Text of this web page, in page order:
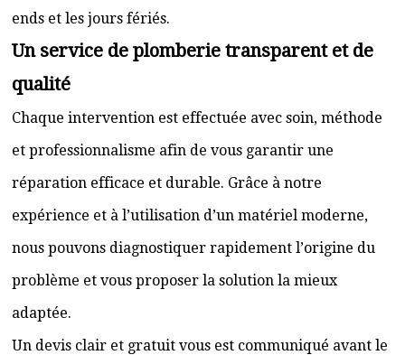
ends et les jours fériés.
Un service de plomberie transparent et de
qualité
Chaque intervention est effectuée avec soin, méthode
et professionnalisme afin de vous garantir une
réparation efficace et durable. Grâce à notre
expérience et à l’utilisation d’un matériel moderne,
nous pouvons diagnostiquer rapidement l’origine du
problème et vous proposer la solution la mieux
adaptée.
Un devis clair et gratuit vous est communiqué avant le